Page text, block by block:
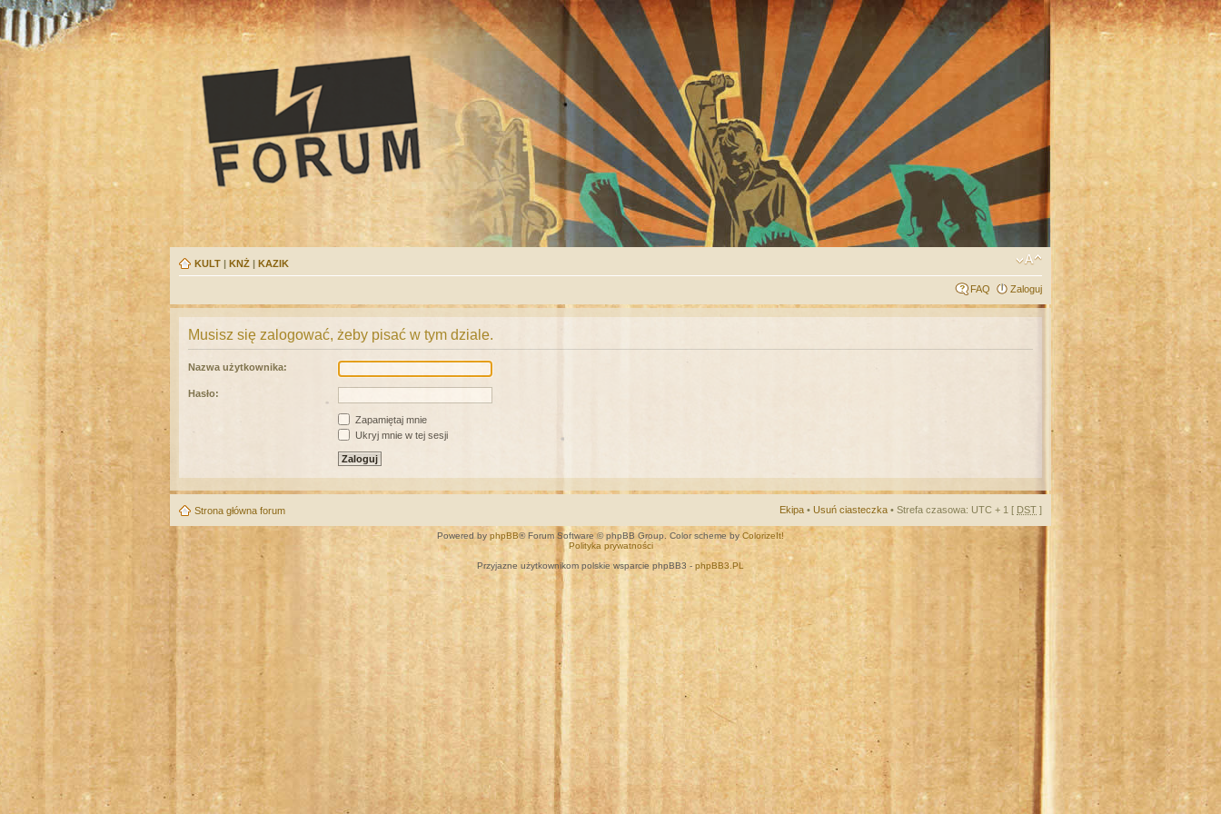
KULT | KNŻ | KAZIK
FAQ Zaloguj
Musisz się zalogować, żeby pisać w tym dziale.
Nazwa użytkownika:
Hasło:
Zapamiętaj mnie
Ukryj mnie w tej sesji
Strona główna forum Ekipa • Usuń ciasteczka • Strefa czasowa: UTC + 1 [ DST ]
Powered by phpBB® Forum Software © phpBB Group. Color scheme by ColorizeIt!
Polityka prywatności
Przyjazne użytkownikom polskie wsparcie phpBB3 - phpBB3.PL